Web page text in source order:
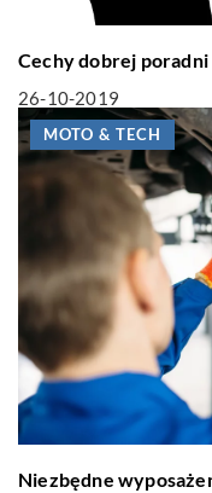
Cechy dobrej
26-10-2019
MOTO & TECH
Niezbędne